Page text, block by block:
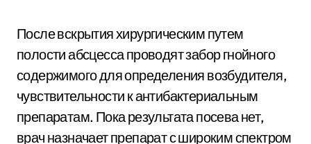
После вскрытия хирургическим путем
полости абсцесса проводят забор гнойного
содержимого для определения возбудителя,
чувствительности к антибактериальным
препаратам. Пока результата посева нет,
врач назначает препарат с широким спектром